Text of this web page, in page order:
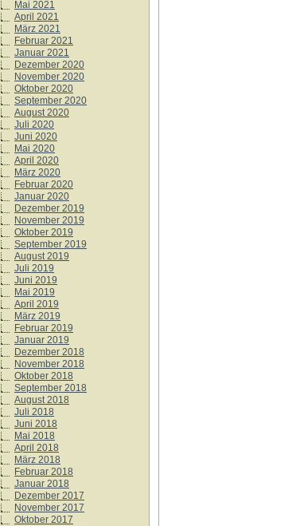
Mai 2021
April 2021
März 2021
Februar 2021
Januar 2021
Dezember 2020
November 2020
Oktober 2020
September 2020
August 2020
Juli 2020
Juni 2020
Mai 2020
April 2020
März 2020
Februar 2020
Januar 2020
Dezember 2019
November 2019
Oktober 2019
September 2019
August 2019
Juli 2019
Juni 2019
Mai 2019
April 2019
März 2019
Februar 2019
Januar 2019
Dezember 2018
November 2018
Oktober 2018
September 2018
August 2018
Juli 2018
Juni 2018
Mai 2018
April 2018
März 2018
Februar 2018
Januar 2018
Dezember 2017
November 2017
Oktober 2017